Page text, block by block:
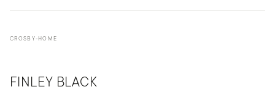
CROSBY-HOME
FINLEY BLACK